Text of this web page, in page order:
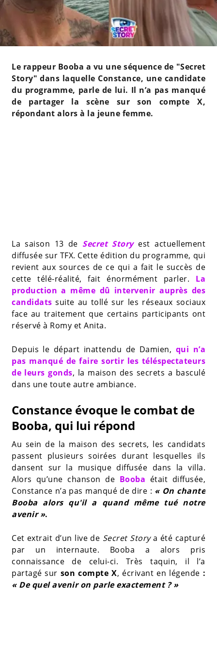
Le rappeur Booba a vu une séquence de "Secret
Story" dans laquelle Constance, une candidate
du programme, parle de lui. Il n’a pas manqué
de partager la scène sur son compte X,
répondant alors à la jeune femme.
La saison 13 de Secret Storyest actuellement
diffusée sur TFX. Cette édition du programme, qui
revient aux sources de ce qui a fait le succès de
cette télé-réalité, fait énormément parler. La
production a même dû intervenir auprès des
candidatssuite au tollé sur les réseaux sociaux
face au traitement que certains participants ont
réservé à Romy et Anita.
Depuis le départ inattendu de Damien, qui n’a
pas manqué de faire sortir les téléspectateurs
de leurs gonds, la maison des secrets a basculé
dans une toute autre ambiance.
Constance évoque le combat de
Booba, qui lui répond
Au sein de la maison des secrets, les candidats
passent plusieurs soirées durant lesquelles ils
dansent sur la musique diffusée dans la villa.
Alors qu’une chanson de Booba était diffusée,
Constance n’a pas manqué de dire : « On chante
Booba alors qu'il a quand même tué notre
avenir ».
Cet extrait d’un live de Secret Storya été capturé
par un internaute. Booba a alors pris
connaissance de celui-ci. Très taquin, il l’a
partagé sur son compte X, écrivant en légende :
« De quel avenir on parle exactement ? »